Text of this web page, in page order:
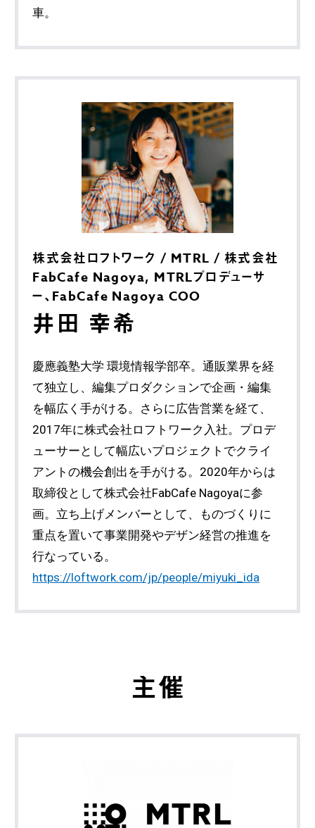
車。
株式会社ロフトワーク / MTRL / 株式会社
FabCafe Nagoya, MTRLプロデューサ
ー、FabCafe Nagoya COO
井田 幸希
慶應義塾大学 環境情報学部卒。通販業界を経
て独立し、編集プロダクションで企画・編集
を幅広く手がける。さらに広告営業を経て、
2017年に株式会社ロフトワーク入社。プロデ
ューサーとして幅広いプロジェクトでクライ
アントの機会創出を手がける。2020年からは
取締役として株式会社FabCafe Nagoyaに参
画。立ち上げメンバーとして、ものづくりに
重点を置いて事業開発やデザン経営の推進を
行なっている。
https://loftwork.com/jp/people/miyuki_ida
主催